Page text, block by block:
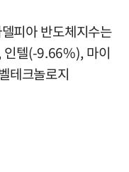
피아 반도체지수는
텔(-9.66%), 마이
테크놀로지